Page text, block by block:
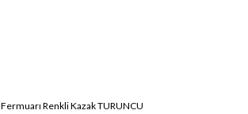
Fermuarı Renkli Kazak TURUNCU